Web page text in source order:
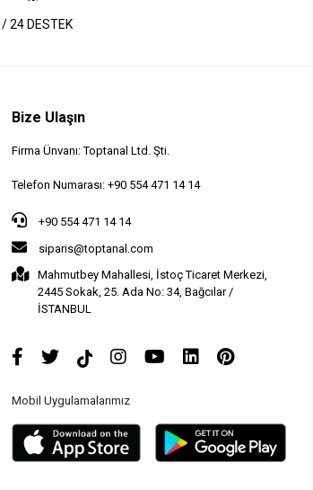
/ 24 DESTEK
Bize Ulaşın
Firma Ünvanı: Toptanal Ltd. Şti.
Telefon Numarası: +90 554 471 14 14
+90 554 471 14 14
siparis@toptanal.com
Mahmutbey Mahallesi, İstoç Ticaret Merkezi,
2445 Sokak, 25. Ada No: 34, Bağcılar /
İSTANBUL
Mobil Uygulamalarımız